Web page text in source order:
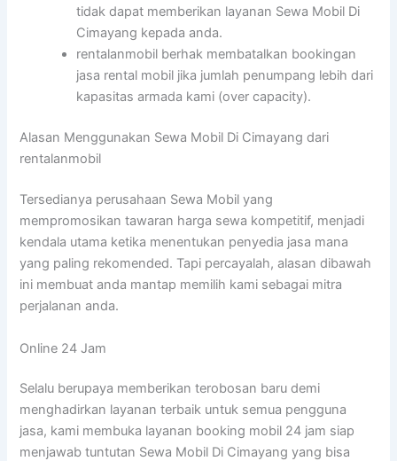
tidak dapat memberikan layanan Sewa Mobil Di
Cimayang kepada anda.
rentalanmobil berhak membatalkan bookingan
jasa rental mobil jika jumlah penumpang lebih dari
kapasitas armada kami (over capacity).
Alasan Menggunakan Sewa Mobil Di Cimayang dari
rentalanmobil
Tersedianya perusahaan Sewa Mobil yang
mempromosikan tawaran harga sewa kompetitif, menjadi
kendala utama ketika menentukan penyedia jasa mana
yang paling rekomended. Tapi percayalah, alasan dibawah
ini membuat anda mantap memilih kami sebagai mitra
perjalanan anda.
Online 24 Jam
Selalu berupaya memberikan terobosan baru demi
menghadirkan layanan terbaik untuk semua pengguna
jasa, kami membuka layanan booking mobil 24 jam siap
menjawab tuntutan Sewa Mobil Di Cimayang yang bisa